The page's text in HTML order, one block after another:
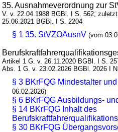
35. Ausnahmeverordnung zur
V. v. 22.04.1988 BGBl. I S. 562;
25.06.2021 BGBl. I S. 2204
§ 1 35. StVZOAusnV (vom
Artikel 1 G. v. 26.11.2020 BGBl. I S.
Abs. 1 G. v. 23.02.2026 BGBl. 2026 I
§ 3 BKrFQG Mindestalter
06.02.2026)
§ 6 BKrFQG Ausbildungs-
§ 14 BKrFQG Inhalt des
§ 30 BKrFQG